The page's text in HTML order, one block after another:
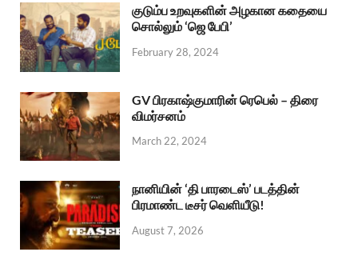
குடும்ப உறவுகளின் அழகான கதையை
சொல்லும் ‘ஜெ பேபி’
February 28, 2024
GV பிரகாஷ்குமாரின் ரெபெல் – திரை
விமர்சனம்
March 22, 2024
நானியின் ‘தி பாரடைஸ்’ படத்தின்
பிரமாண்ட டீசர் வெளியீடு!
August 7, 2026